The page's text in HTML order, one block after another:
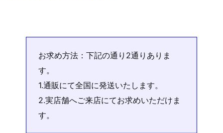
お求め方法：下記の通り2通りありま
す。
1.通販にて全国に発送いたします。
2.実店舗へご来店にてお求めいただけま
す。